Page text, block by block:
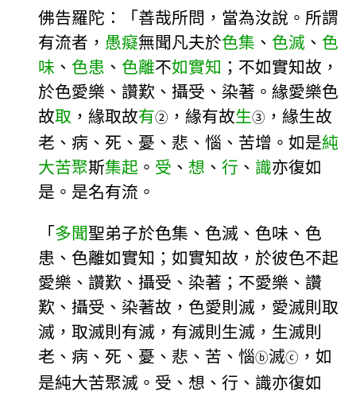
佛告羅陀：「善哉所問，當為汝說。所謂
有流者， 愚癡無聞凡夫於色集 、 色滅 、 色
味 、 色患 、 色離不如實知 ；不如實知故，
於色愛樂、讚歎、攝受、染著。緣愛樂色
故取 ，緣取故有② ，緣有故生③ ，緣生故
老、病、死、憂、悲、惱、苦增。如是純
大苦聚斯集起 。 受 、 想 、 行 、 識亦復如
是。是名有流。
「多聞聖弟子於色集、色滅、色味、色
患、色離如實知；如實知故，於彼色不起
愛樂、讚歎、攝受、染著；不愛樂、讚
歎、攝受、染著故，色愛則滅，愛滅則取
滅，取滅則有滅，有滅則生滅，生滅則
老、病、死、憂、悲、苦、惱ⓑ滅ⓒ ，如
是純大苦聚滅。受、想、行、識亦復如